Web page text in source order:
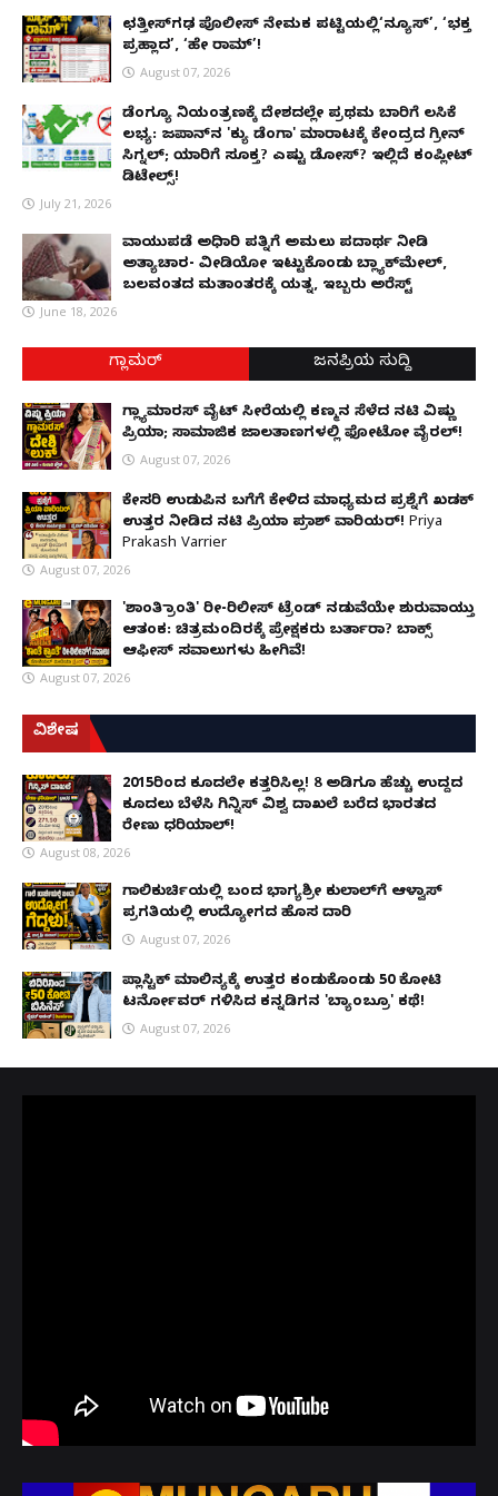
ಛತ್ತೀಸ್‌ಗಢ ಪೊಲೀಸ್ ನೇಮಕ ಪಟ್ಟಿಯಲ್ಲಿ‘ನ್ಯೂಸ್’, ‘ಭಕ್ತ
ಪ್ರಹ್ಲಾದ’, ‘ಹೇ ರಾಮ್’!
August 07, 2026
ಡೆಂಗ್ಯೂ ನಿಯಂತ್ರಣಕ್ಕೆ ದೇಶದಲ್ಲೇ ಪ್ರಥಮ ಬಾರಿಗೆ ಲಸಿಕೆ
ಲಭ್ಯ: ಜಪಾನ್‌ನ 'ಕ್ಯು ಡೆಂಗಾ' ಮಾರಾಟಕ್ಕೆ ಕೇಂದ್ರದ ಗ್ರೀನ್
ಸಿಗ್ನಲ್; ಯಾರಿಗೆ ಸೂಕ್ತ? ಎಷ್ಟು ಡೋಸ್? ಇಲ್ಲಿದೆ ಕಂಪ್ಲೀಟ್
ಡಿಟೇಲ್ಸ್!
July 21, 2026
ವಾಯುಪಡೆ ಅಧಿಕಾರಿ ಪತ್ನಿಗೆ ಅಮಲು ಪದಾರ್ಥ ನೀಡಿ
ಅತ್ಯಾಚಾರ- ವೀಡಿಯೋ ಇಟ್ಟುಕೊಂಡು ಬ್ಲ್ಯಾಕ್‌ಮೇಲ್,
ಬಲವಂತದ ಮತಾಂತರಕ್ಕೆ ಯತ್ನ, ಇಬ್ಬರು ಅರೆಸ್ಟ್
June 18, 2026
ಗ್ಲಾಮರ್ ಜನಪ್ರಿಯ ಸುದ್ದಿ
ಗ್ಲ್ಯಾಮಾರಸ್ ವೈಟ್‌ ಸೀರೆಯಲ್ಲಿ ಕಣ್ಮನ ಸೆಳೆದ ನಟಿ ವಿಷ್ಣು
ಪ್ರಿಯಾ; ಸಾಮಾಜಿಕ ಜಾಲತಾಣಗಳಲ್ಲಿ ಫೋಟೋ ವೈರಲ್!
August 07, 2026
ಕೇಸರಿ ಉಡುಪಿನ ಬಗೆಗೆ ಕೇಳಿದ ಮಾಧ್ಯಮದ ಪ್ರಶ್ನೆಗೆ ಖಡಕ್
ಉತ್ತರ ನೀಡಿದ ನಟಿ ಪ್ರಿಯಾ ಪ್ರಕಾಶ್ ವಾರಿಯರ್! Priya
Prakash Varrier
August 07, 2026
'ಶಾಂತಿ ಕ್ರಾಂತಿ' ರೀ-ರಿಲೀಸ್ ಟ್ರೆಂಡ್ ನಡುವೆಯೇ ಶುರುವಾಯ್ತು
ಆತಂಕ: ಚಿತ್ರಮಂದಿರಕ್ಕೆ ಪ್ರೇಕ್ಷಕರು ಬರ್ತಾರಾ? ಬಾಕ್ಸ್
ಆಫೀಸ್ ಸವಾಲುಗಳು ಹೀಗಿವೆ!
August 07, 2026
ವಿಶೇಷ
2015ರಿಂದ ಕೂದಲೇ ಕತ್ತರಿಸಿಲ್ಲ! 8 ಅಡಿಗೂ ಹೆಚ್ಚು ಉದ್ದದ
ಕೂದಲು ಬೆಳೆಸಿ ಗಿನ್ನಿಸ್ ವಿಶ್ವ ದಾಖಲೆ ಬರೆದ ಭಾರತದ
ರೇಣು ಧರಿಯಾಲ್!
August 08, 2026
ಗಾಲಿಕುರ್ಚಿಯಲ್ಲಿ ಬಂದ ಭಾಗ್ಯಶ್ರೀ ಕುಲಾಲ್‌ಗೆ ಆಳ್ವಾಸ್
ಪ್ರಗತಿಯಲ್ಲಿ ಉದ್ಯೋಗದ ಹೊಸ ದಾರಿ
August 07, 2026
ಪ್ಲಾಸ್ಟಿಕ್ ಮಾಲಿನ್ಯಕ್ಕೆ ಉತ್ತರ ಕಂಡುಕೊಂಡು ₹50 ಕೋಟಿ
ಟರ್ನೋವರ್ ಗಳಿಸಿದ ಕನ್ನಡಿಗನ 'ಬ್ಯಾಂಬ್ರೂ' ಕಥೆ!
August 07, 2026